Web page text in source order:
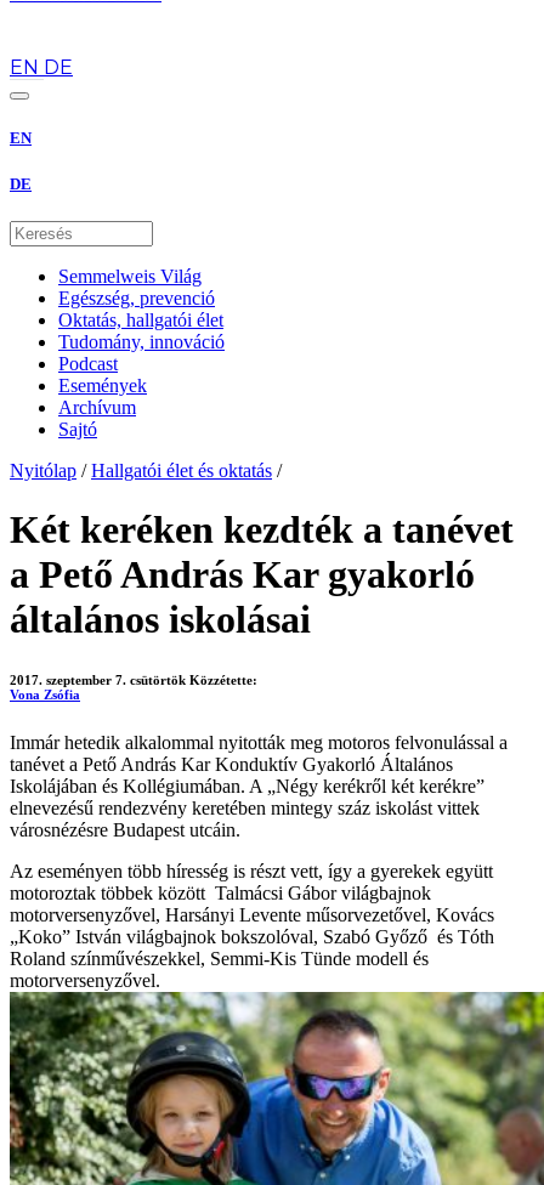
EN DE
EN
DE
Semmelweis Világ
Egészség, prevenció
Oktatás, hallgatói élet
Tudomány, innováció
Podcast
Események
Archívum
Sajtó
Nyitólap / Hallgatói élet és oktatás /
Két keréken kezdték a tanévet
a Pető András Kar gyakorló
általános iskolásai
2017. szeptember 7. csütörtök Közzétette:
Vona Zsófia
Immár hetedik alkalommal nyitották meg motoros felvonulással a
tanévet a Pető András Kar Konduktív Gyakorló Általános
Iskolájában és Kollégiumában. A „Négy kerékről két kerékre”
elnevezésű rendezvény keretében mintegy száz iskolást vittek
városnézésre Budapest utcáin.
Az eseményen több híresség is részt vett, így a gyerekek együtt
motoroztak többek között Talmácsi Gábor világbajnok
motorversenyzővel, Harsányi Levente műsorvezetővel, Kovács
„Koko” István világbajnok bokszolóval, Szabó Győző és Tóth
Roland színművészekkel, Semmi-Kis Tünde modell és
motorversenyzővel.